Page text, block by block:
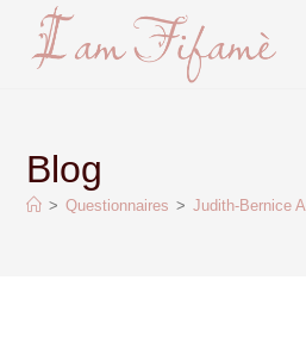
Blog
> Questionnaires > Judith-Bernice